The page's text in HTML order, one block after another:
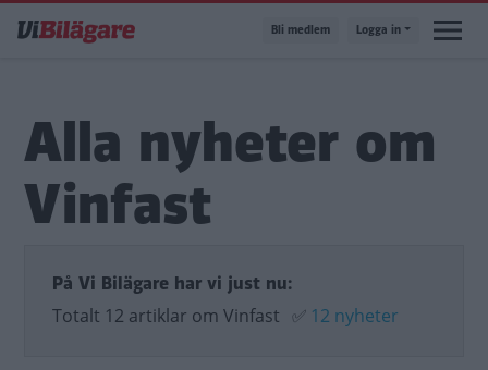
till
Bli medlem Logga in
Alla nyheter om
Vinfast
På Vi Bilägare har vi just nu:
Totalt 12 artiklar om Vinfast ✅ 12 nyheter